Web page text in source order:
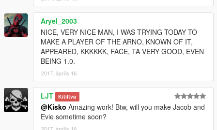
Aryel_2003
NICE, VERY NICE MAN, I WAS TRYING TODAY TO
MAKE A PLAYER OF THE ARNO, KNOWN OF IT,
APPEARED, KKKKKK, FACE, TA VERY GOOD, EVEN
BEING 1.0.
2017. április 16.
LJT Kitíltva
@Kisko Amazing work! Btw, will you make Jacob and
Evie sometime soon?